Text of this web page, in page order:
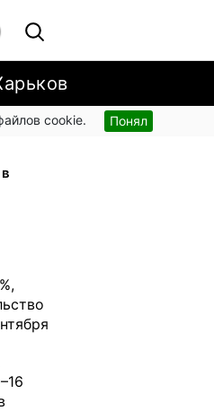
cookie. Понял